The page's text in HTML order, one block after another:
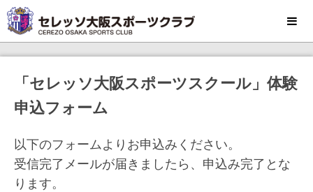
MENU
「セレッソ大阪スポーツスクール」体験
申込フォーム
以下のフォームよりお申込みください。
受信完了メールが届きましたら、申込み完了とな
ります。